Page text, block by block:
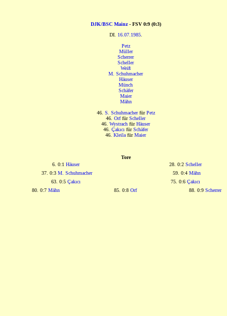
DJK/BSC Mainz- FSV 0:9 (0:3)
DI.
16.07.1985.
Petz
Müller
Scherrer
Scheller
Weiß
M. Schuhmacher
Häuser
Münch
Schäfer
Maier
Mähn
46. S. SchuhmacherfürPetz
46. OrffürScheller
46. Wystrach fürHäuser
46. Çakıcı fürSchäfer
46. Kleila fürMaier
Tore
6. 0:1 Häuser 28. 0:2 Scheller
37. 0:3 M. Schuhmacher 59. 0:4 Mähn
63. 0:5 Çakıcı 75. 0:6 Çakıcı
80. 0:7 Mähn 85. 0:8 Orf 88. 0:9 Scherrer